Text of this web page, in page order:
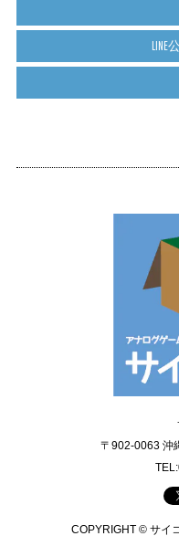
〒902-0063 沖
COPYRIGHT © サイ